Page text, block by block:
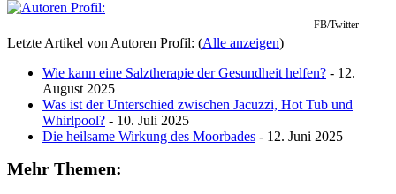
FB/Twitter
Letzte Artikel von Autoren Profil: (Alle anzeigen)
Wie kann eine Salztherapie der Gesundheit helfen? - 12.
August 2025
Was ist der Unterschied zwischen Jacuzzi, Hot Tub und
Whirlpool? - 10. Juli 2025
Die heilsame Wirkung des Moorbades - 12. Juni 2025
Mehr Themen: